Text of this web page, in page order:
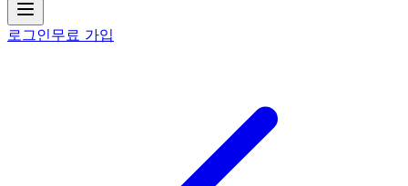
로그인무료 가입